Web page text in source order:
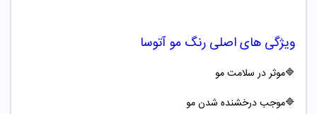
ویژگی های اصلی رنگ مو آتوسا
🔷موثر در سلامت مو
🔷موجب درخشنده شدن مو